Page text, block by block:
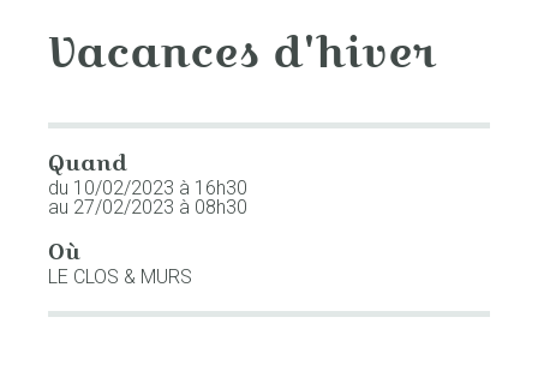
Vacances d'hiver
Quand
du 10/02/2023 à 16h30
au 27/02/2023 à 08h30
Où
LE CLOS & MURS